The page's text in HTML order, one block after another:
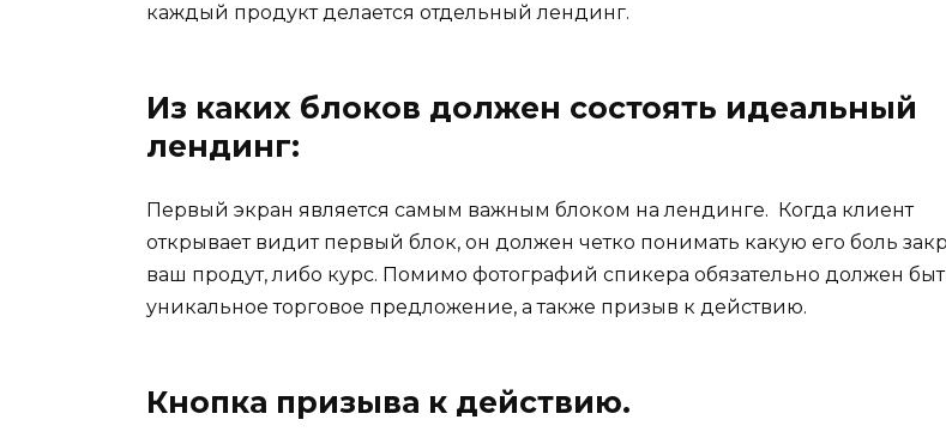
каждый продукт делается отдельный лендинг.
Из каких блоков должен состоять идеальный
лендинг:
Первый экран является самым важным блоком на лендинге. Когда клиент
открывает видит первый блок, он должен четко понимать какую его боль
ваш продут, либо курс. Помимо фотографий спикера обязательно должен
уникальное торговое предложение, а также призыв к действию.
Кнопка призыва к действию.